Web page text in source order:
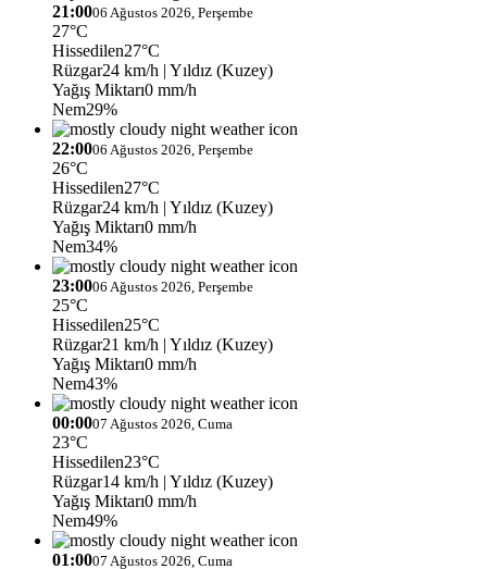
21:0006 Ağustos 2026, Perşembe
27°C
Hissedilen27°C
Rüzgar24 km/h | Yıldız (Kuzey)
Yağış Miktarı0 mm/h
Nem29%
22:0006 Ağustos 2026, Perşembe
26°C
Hissedilen27°C
Rüzgar24 km/h | Yıldız (Kuzey)
Yağış Miktarı0 mm/h
Nem34%
23:0006 Ağustos 2026, Perşembe
25°C
Hissedilen25°C
Rüzgar21 km/h | Yıldız (Kuzey)
Yağış Miktarı0 mm/h
Nem43%
00:0007 Ağustos 2026, Cuma
23°C
Hissedilen23°C
Rüzgar14 km/h | Yıldız (Kuzey)
Yağış Miktarı0 mm/h
Nem49%
01:0007 Ağustos 2026, Cuma